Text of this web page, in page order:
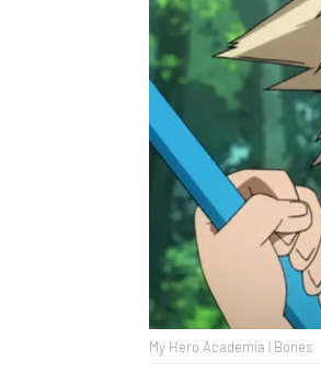
My Hero Academia | Bones